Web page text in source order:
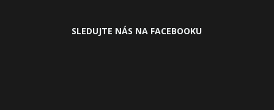
SLEDUJTE NÁS NA FACEBOOKU